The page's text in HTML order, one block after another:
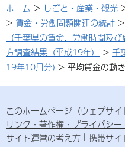
ホーム > しごと・産業・観光
> 賃金・労働問題関連の統計 >
（千葉県の賃金、労働時間及び
方調査結果（平成19年）
> 千
19年10月分) > 平均賃金の動
このホームページ（ウェブサ
リンク・著作権・プライバシ
サイト運営の考え方
携帯サイ